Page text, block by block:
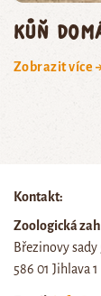
kůň
Zobrazit více
Kontakt:
Zoologická
Březinovy sady
586 01 Jihlava 1